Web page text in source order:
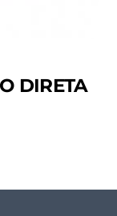
DIRETA